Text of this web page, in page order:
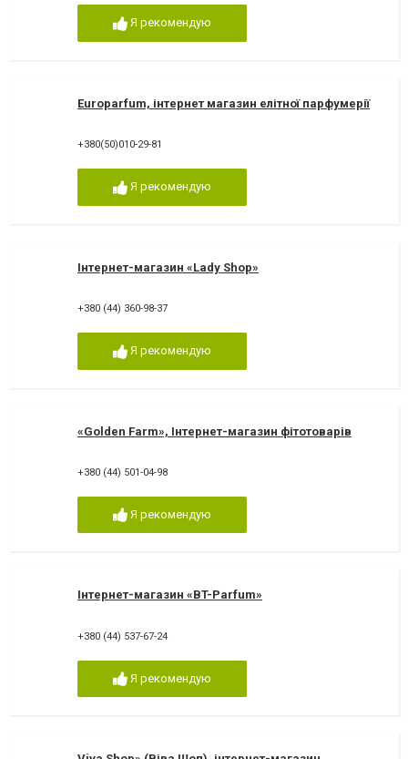
Я рекомендую
Europarfum, інтернет магазин елітної парфумерії
+380(50)010-29-81
Я рекомендую
Інтернет-магазин «Lady Shop»
+380 (44) 360-98-37
Я рекомендую
«Golden Farm», Інтернет-магазин фітотоварів
+380 (44) 501-04-98
Я рекомендую
Інтернет-магазин «BT-Parfum»
+380 (44) 537-67-24
Я рекомендую